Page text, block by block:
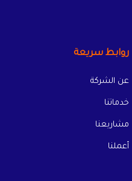
روابط سريعة
عن الشركة
خدماتنا
مشاريعنا
أعملنا